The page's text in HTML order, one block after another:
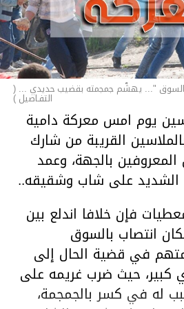
"... يهشّم جمجمته بقضيب حديدي ... (
التفـاصيل )
يوم امس معركة دامية
القريبة من شارك
بالجهة، وعمد
الشديد على شاب وشقيقه..
فإن خلافا اندلع بين
انتصاب بالسوق
في قضية الحال إلى
حيث ضرب غريمه على
له في كسر بالجمجمة،